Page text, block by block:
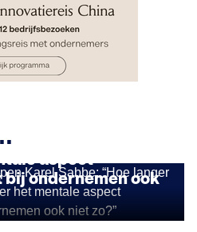
de race duurt, hoe
aspect
ondernemen ook